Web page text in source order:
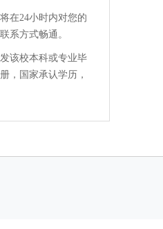
在24小时内对您的
系方式畅通。
该校本科或专业毕
，国家承认学历，